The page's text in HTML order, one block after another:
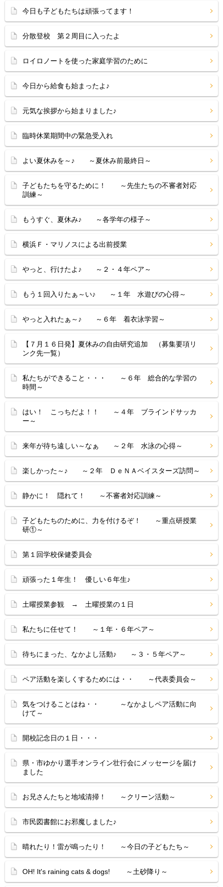
今日も子どもたちは頑張ってます！
分散登校 第２周目に入ったよ
ロイロノートを使った家庭学習のために
今日から給食も始まったよ♪
元気な挨拶から始まりました♪
臨時休業期間中の緊急受入れ
よい夏休みを～♪ ～夏休み前最終日～
子どもたちを守るために！ ～先生たちの不審者対応
訓練～
もうすぐ、夏休み♪ ～各学年の様子～
横浜Ｆ・マリノスによる出前授業
やっと、行けたよ♪ ～２・４年ペア～
もう１回入りたぁ～い♪ ～１年 水遊びの心得～
やっと入れたぁ～♪ ～６年 着衣泳学習～
【７月１６日発】夏休みの自由研究追加 （募集要項リ
ンク先一覧）
私たちができること・・・ ～６年 総合的な学習の
時間～
はい！ こっちだよ！！ ～４年 ブラインドサッカ
ー～
来年が待ち遠しい～なぁ ～２年 水泳の心得～
楽しかった～♪ ～２年 ＤｅＮＡベイスターズ訪問～
静かに！ 隠れて！ ～不審者対応訓練～
子どもたちのために、力を付けるぞ！ ～重点研授業
研①～
第１回学校保健委員会
頑張った１年生！ 優しい６年生♪
土曜授業参観 → 土曜授業の１日
私たちに任せて！ ～１年・６年ペア～
待ちにまった、なかよし活動♪ ～３・５年ペア～
ペア活動を楽しくするためには・・ ～代表委員会～
気をつけることはね・・ ～なかよしペア活動に向
けて～
開校記念日の１日・・・
県・市ゆかり選手オンライン壮行会にメッセージを届け
ました
お兄さんたちと地域清掃！ ～クリーン活動～
市民図書館にお邪魔しました♪
晴れたり！雷が鳴ったり！ ～今日の子どもたち～
OH! It's raining cats & dogs! ～土砂降り～